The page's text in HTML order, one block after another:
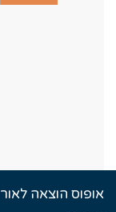
אופוס הוצאה לאור